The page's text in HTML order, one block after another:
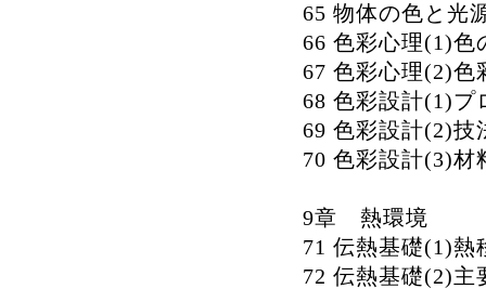
65 物体の色と光
66 色彩心理(1)色
67 色彩心理(2)色
68 色彩設計(1)プ
69 色彩設計(2)技
70 色彩設計(3)材
9章 熱環境
71 伝熱基礎(1)熱
72 伝熱基礎(2)主